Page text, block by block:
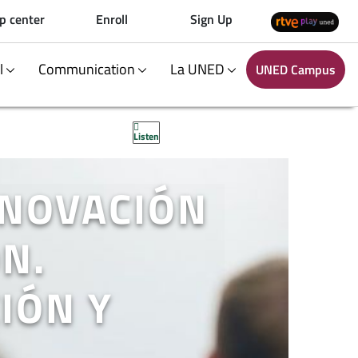
center Enroll Sign Up
Communication La UNED UNED Campus
Listen
Y